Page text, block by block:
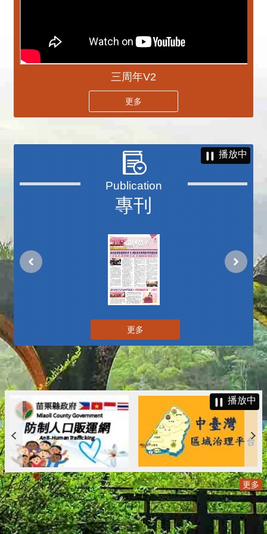
三周年V2
更多
專刊
播放中
更多
播放中
更多